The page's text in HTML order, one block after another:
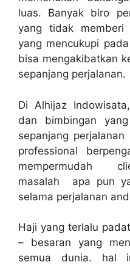
luas. Banyak biro
yang tidak memberi
yang mencukupi
bisa mengakibatkan
sepanjang perjalanan.
Di Alhijaz
dan bimbingan
sepanjang
professional
mempermudah
masalah apa pun
selama perjalanan
Haji yang terlalu
– besaran yang
semua dunia. hal